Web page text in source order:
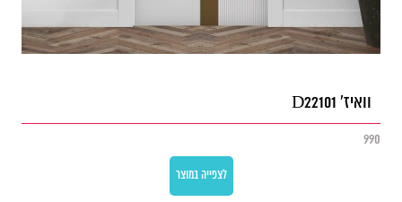
וואיז' D22101
990
לצפייה במוצר